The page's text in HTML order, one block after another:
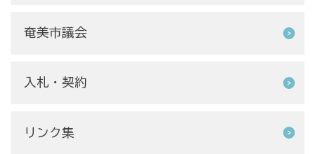
奄美市議会
入札・契約
リンク集